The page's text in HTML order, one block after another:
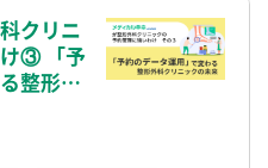
クリニ
け③ 「予
整形外